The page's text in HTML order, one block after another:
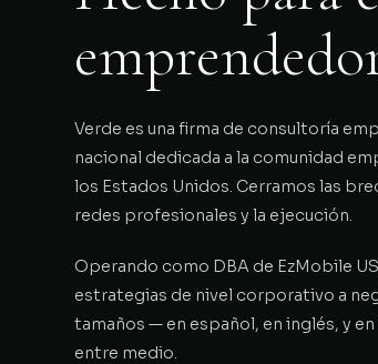
Verde es una firma de consultoría
nacional dedicada a la comunidad
los Estados Unidos. Cerramos las
redes profesionales y la ejecución.
Operando como DBA de EzMobile
estrategias de nivel corporativo a
tamaños — en español, en inglés, y
entre medio.